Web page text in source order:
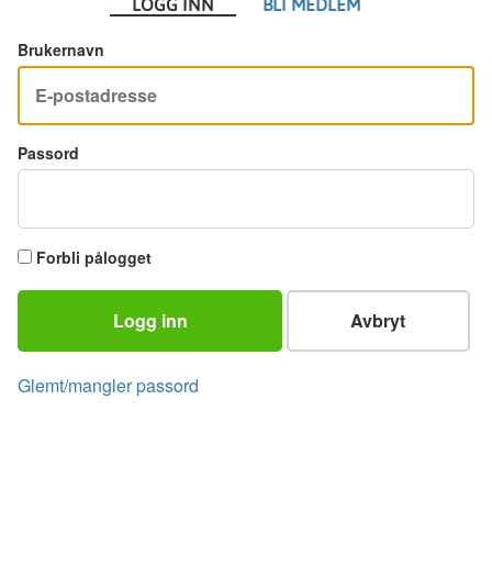
LOGG INN BLI MEDLEM
Brukernavn
Passord
Forbli pålogget
Logg inn Avbryt
Glemt/mangler passord